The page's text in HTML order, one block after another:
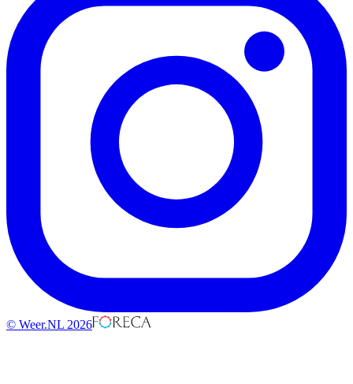
© Weer.NL 2026